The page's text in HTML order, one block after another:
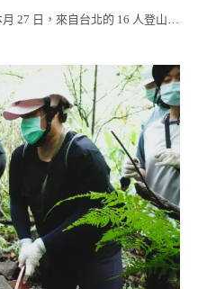
27 日，來自台北的 16 人登山…